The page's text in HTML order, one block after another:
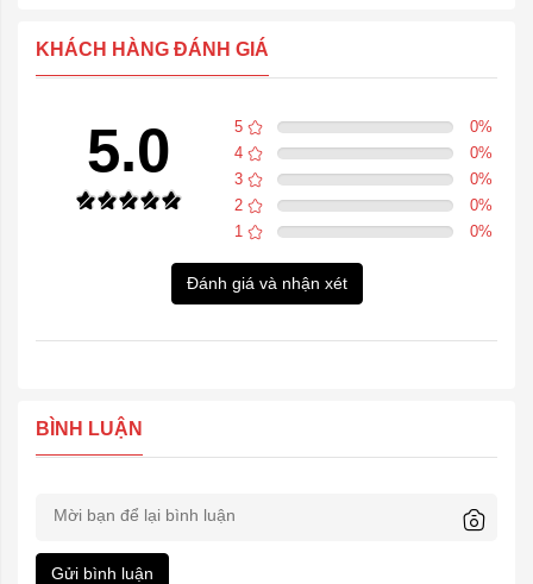
KHÁCH HÀNG ĐÁNH GIÁ
5.0 5 0%
4
0%
3
0%
2
0%
1
0%
Đánh giá và nhận xét
BÌNH LUẬN
Gửi bình luận